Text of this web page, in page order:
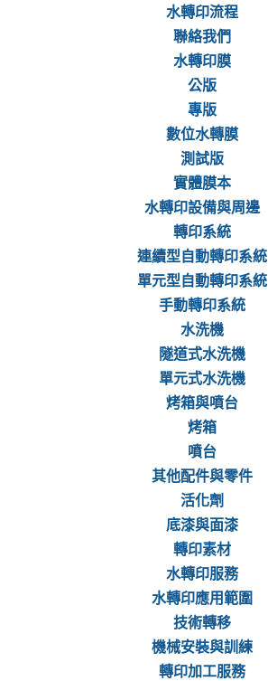
水轉印流程
聯絡我們
水轉印膜
公版
專版
數位水轉膜
測試版
實體膜本
水轉印設備與周邊
轉印系統
連續型自動轉印系統
單元型自動轉印系統
手動轉印系統
水洗機
隧道式水洗機
單元式水洗機
烤箱與噴台
烤箱
噴台
其他配件與零件
活化劑
底漆與面漆
轉印素材
水轉印服務
水轉印應用範圍
技術轉移
機械安裝與訓練
轉印加工服務